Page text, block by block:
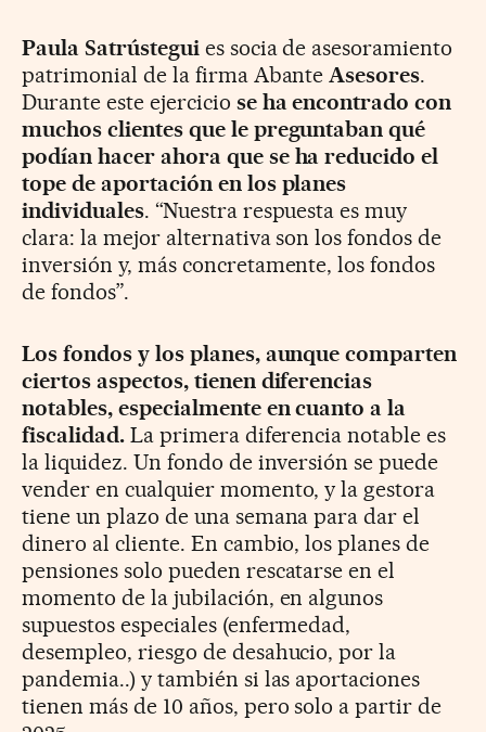
Paula Satrústegui es socia de asesoramiento
patrimonial de la firma Abante Asesores.
Durante este ejercicio se ha encontrado con
muchos clientes que le preguntaban qué
podían hacer ahora que se ha reducido el
tope de aportación en los planes
individuales. “Nuestra respuesta es muy
clara: la mejor alternativa son los fondos de
inversión y, más concretamente, los fondos
de fondos”.
Los fondos y los planes, aunque comparten
ciertos aspectos, tienen diferencias
notables, especialmente en cuanto a la
fiscalidad.La primera diferencia notable es
la liquidez. Un fondo de inversión se puede
vender en cualquier momento, y la gestora
tiene un plazo de una semana para dar el
dinero al cliente. En cambio, los planes de
pensiones solo pueden rescatarse en el
momento de la jubilación, en algunos
supuestos especiales (enfermedad,
desempleo, riesgo de desahucio, por la
pandemia..) y también si las aportaciones
tienen más de 10 años, pero solo a partir de